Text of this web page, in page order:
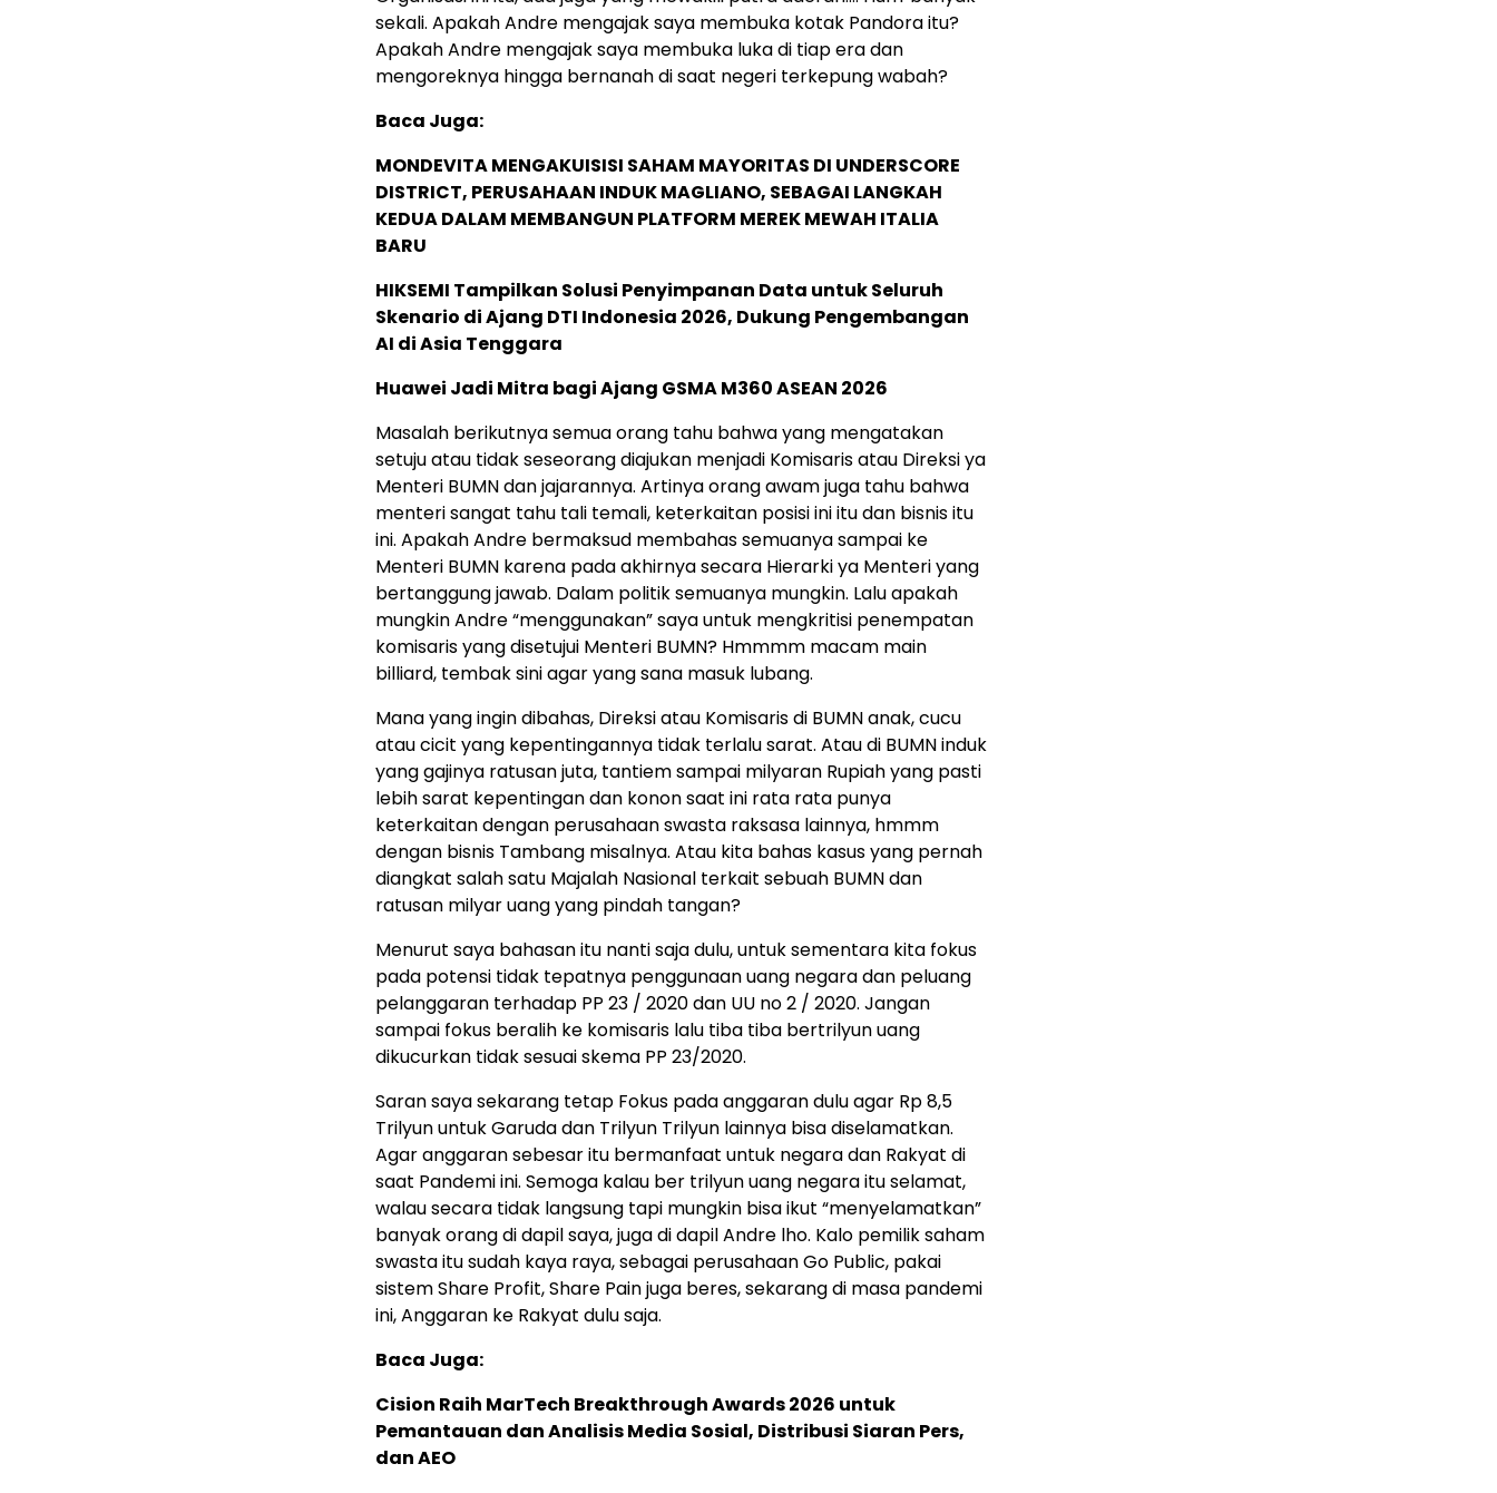
sekali. Apakah Andre mengajak saya membuka kotak Pandora itu?
Apakah Andre mengajak saya membuka luka di tiap era dan
mengoreknya hingga bernanah di saat negeri terkepung wabah?
Baca Juga:
MONDEVITA MENGAKUISISI SAHAM MAYORITAS DI UNDERSCORE
DISTRICT, PERUSAHAAN INDUK MAGLIANO, SEBAGAI LANGKAH
KEDUA DALAM MEMBANGUN PLATFORM MEREK MEWAH ITALIA
BARU
HIKSEMI Tampilkan Solusi Penyimpanan Data untuk Seluruh
Skenario di Ajang DTI Indonesia 2026, Dukung Pengembangan
AI di Asia Tenggara
Huawei Jadi Mitra bagi Ajang GSMA M360 ASEAN 2026
Masalah berikutnya semua orang tahu bahwa yang mengatakan
setuju atau tidak seseorang diajukan menjadi Komisaris atau Direksi ya
Menteri BUMN dan jajarannya. Artinya orang awam juga tahu bahwa
menteri sangat tahu tali temali, keterkaitan posisi ini itu dan bisnis itu
ini. Apakah Andre bermaksud membahas semuanya sampai ke
Menteri BUMN karena pada akhirnya secara Hierarki ya Menteri yang
bertanggung jawab. Dalam politik semuanya mungkin. Lalu apakah
mungkin Andre “menggunakan” saya untuk mengkritisi penempatan
komisaris yang disetujui Menteri BUMN? Hmmmm macam main
billiard, tembak sini agar yang sana masuk lubang.
Mana yang ingin dibahas, Direksi atau Komisaris di BUMN anak, cucu
atau cicit yang kepentingannya tidak terlalu sarat. Atau di BUMN induk
yang gajinya ratusan juta, tantiem sampai milyaran Rupiah yang pasti
lebih sarat kepentingan dan konon saat ini rata rata punya
keterkaitan dengan perusahaan swasta raksasa lainnya, hmmm
dengan bisnis Tambang misalnya. Atau kita bahas kasus yang pernah
diangkat salah satu Majalah Nasional terkait sebuah BUMN dan
ratusan milyar uang yang pindah tangan?
Menurut saya bahasan itu nanti saja dulu, untuk sementara kita fokus
pada potensi tidak tepatnya penggunaan uang negara dan peluang
pelanggaran terhadap PP 23 / 2020 dan UU no 2 / 2020. Jangan
sampai fokus beralih ke komisaris lalu tiba tiba bertrilyun uang
dikucurkan tidak sesuai skema PP 23/2020.
Saran saya sekarang tetap Fokus pada anggaran dulu agar Rp 8,5
Trilyun untuk Garuda dan Trilyun Trilyun lainnya bisa diselamatkan.
Agar anggaran sebesar itu bermanfaat untuk negara dan Rakyat di
saat Pandemi ini. Semoga kalau ber trilyun uang negara itu selamat,
walau secara tidak langsung tapi mungkin bisa ikut “menyelamatkan”
banyak orang di dapil saya, juga di dapil Andre lho. Kalo pemilik saham
swasta itu sudah kaya raya, sebagai perusahaan Go Public, pakai
sistem Share Profit, Share Pain juga beres, sekarang di masa pandemi
ini, Anggaran ke Rakyat dulu saja.
Baca Juga:
Cision Raih MarTech Breakthrough Awards 2026 untuk
Pemantauan dan Analisis Media Sosial, Distribusi Siaran Pers,
dan AEO